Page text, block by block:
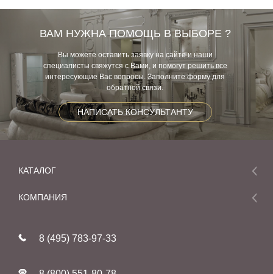
ВАМ НУЖНА ПОМОЩЬ В ВЫБОРЕ ?
Вы можете оставить заявку на сайте и наши
специалисты свяжутся с Вами, и помогут решить все
интересующие Вас вопросы. Заполните форму для
обратной связи.
НАПИСАТЬ КОНСУЛЬТАНТУ
КАТАЛОГ
Мебель
Фабрики
КОМПАНИЯ
Реставрация
8 (495) 783-97-33